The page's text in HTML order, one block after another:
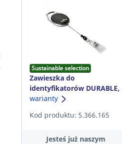
Sustainable selection
Zawieszka do
identyfikatorów DURABLE,
opakowanie 10 sztuk
warianty
Kod produktu: 5.366.165
Jesteś już naszym